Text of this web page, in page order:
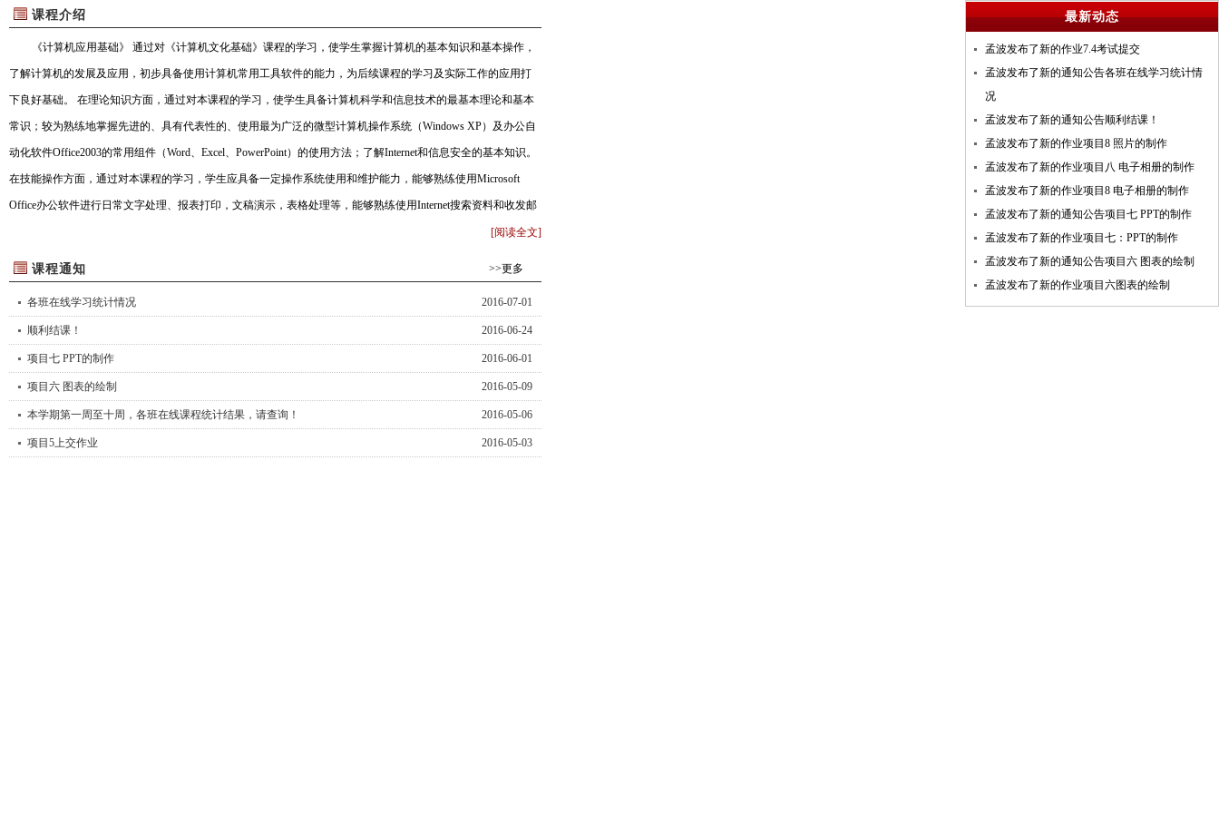
课程介绍
《计算机应用基础》 通过对《计算机文化基础》课程的学习，使学生掌握计算机的基本知识和基本操作，
了解计算机的发展及应用，初步具备使用计算机常用工具软件的能力，为后续课程的学习及实际工作的应用打
下良好基础。 在理论知识方面，通过对本课程的学习，使学生具备计算机科学和信息技术的最基本理论和基本
常识；较为熟练地掌握先进的、具有代表性的、使用最为广泛的微型计算机操作系统（Windows XP）及办公自
动化软件Office2003的常用组件（Word、Excel、PowerPoint）的使用方法；了解Internet和信息安全的基本知识。
在技能操作方面，通过对本课程的学习，学生应具备一定操作系统使用和维护能力，能够熟练使用Microsoft
Office办公软件进行日常文字处理、报表打印，文稿演示，表格处理等，能够熟练使用Internet搜索资料和收发邮
[阅读全文]
课程通知 >>更多
各班在线学习统计情况 2016-07-01
顺利结课！ 2016-06-24
项目七 PPT的制作 2016-06-01
项目六 图表的绘制 2016-05-09
本学期第一周至十周，各班在线课程统计结果，请查询！ 2016-05-06
项目5上交作业 2016-05-03
最新动态
孟波发布了新的作业7.4考试提交
孟波发布了新的通知公告各班在线学习统计情
况
孟波发布了新的通知公告顺利结课！
孟波发布了新的作业项目8 照片的制作
孟波发布了新的作业项目八 电子相册的制作
孟波发布了新的作业项目8 电子相册的制作
孟波发布了新的通知公告项目七 PPT的制作
孟波发布了新的作业项目七：PPT的制作
孟波发布了新的通知公告项目六 图表的绘制
孟波发布了新的作业项目六图表的绘制